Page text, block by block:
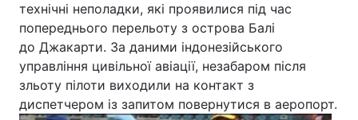
технічні неполадки, які проявилися під час
попереднього перельоту з острова Балі
до Джакарти. За даними індонезійського
управління цивільної авіації, незабаром після
зльоту пілоти виходили на контакт з
диспетчером із запитом повернутися в аеропорт.